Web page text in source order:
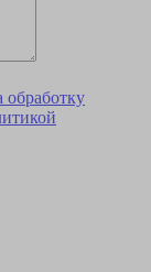
обработку